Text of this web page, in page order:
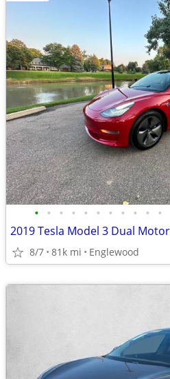
• • • • • • • • • • •
8/7 81k mi Englewood